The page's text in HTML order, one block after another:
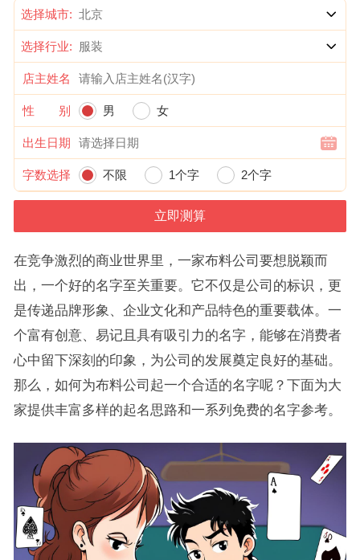
选择城市:
选择行业:
店主姓名
性 别 男 女
出生日期
字数选择 不限 1个字 2个字
在竞争激烈的商业世界里，一家布料公司要想脱颖而
出，一个好的名字至关重要。它不仅是公司的标识，更
是传递品牌形象、企业文化和产品特色的重要载体。一
个富有创意、易记且具有吸引力的名字，能够在消费者
心中留下深刻的印象，为公司的发展奠定良好的基础。
那么，如何为布料公司起一个合适的名字呢？下面为大
家提供丰富多样的起名思路和一系列免费的名字参考。